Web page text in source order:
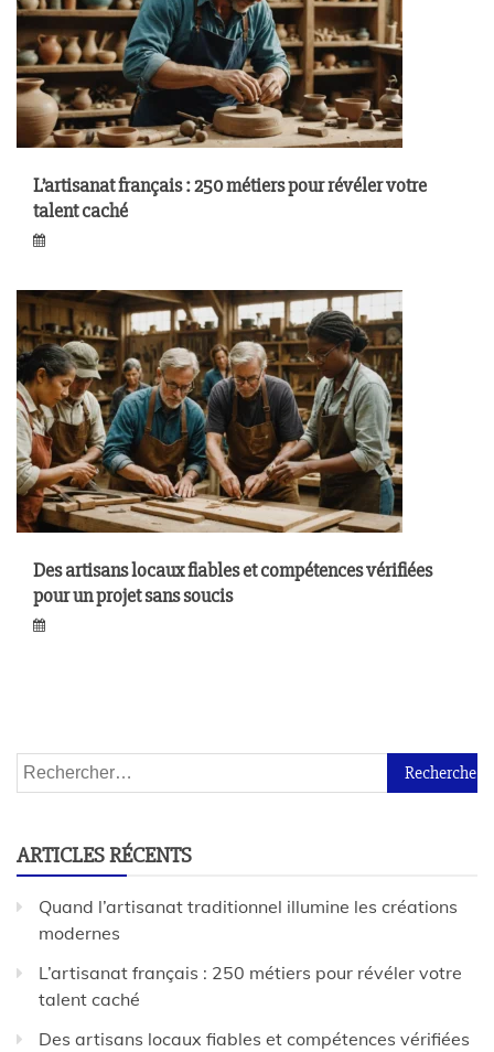
L’artisanat français : 250 métiers pour révéler votre
talent caché
Des artisans locaux fiables et compétences vérifiées
pour un projet sans soucis
ARTICLES RÉCENTS
Quand l’artisanat traditionnel illumine les créations
modernes
L’artisanat français : 250 métiers pour révéler votre
talent caché
Des artisans locaux fiables et compétences vérifiées